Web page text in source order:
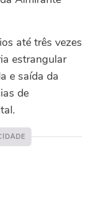
até três vezes
estrangular
e saída da
de